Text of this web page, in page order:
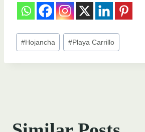
Post
Tags:
#Hojancha #Playa Carrillo